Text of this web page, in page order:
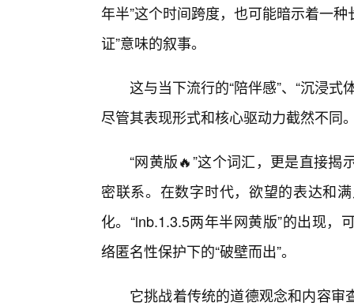
年半”这个时间跨度，也可能暗示着一
证”意味的叙事。
这与当下流行的“陪伴感”、“沉浸
尽管其表现形式和核心驱动力截然不同
“网黄版🔥”这个词汇，更是直接
密联系。在数字时代，欲望的表达和
化。“lnb.1.3.5两年半网黄版”的出现
络匿名性保护下的“破壁而出”。
它挑战着传统的道德观念和内容